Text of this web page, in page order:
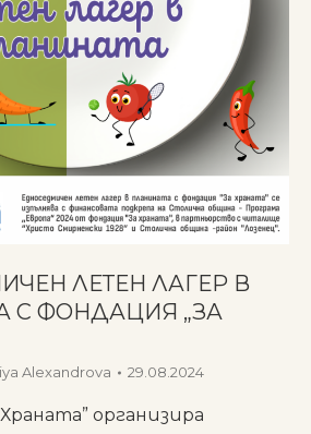
ЛЕТЕН ЛАГЕР В
С ФОНДАЦИЯ „ЗА
Alexandrova 29.08.2024
организира